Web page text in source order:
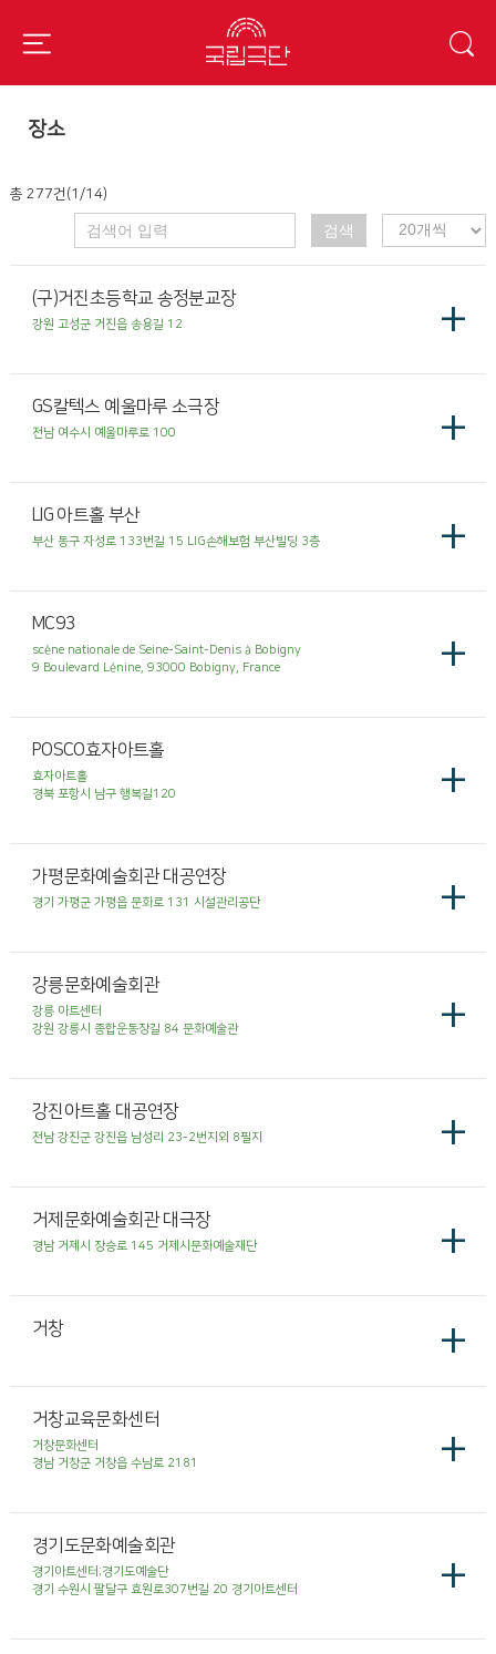
장소
총 277건(1/14)
검색
(구)거진초등학교 송정분교장 +
강원 고성군 거진읍 송용길 12
GS칼텍스 예울마루 소극장 +
전남 여수시 예울마루로 100
LIG 아트홀 부산 +
부산 동구 자성로 133번길 15 LIG손해보험 부산빌딩 3층
MC93
+
scène nationale de Seine-Saint-Denis à Bobigny
9 Boulevard Lénine, 93000 Bobigny, France
POSCO효자아트홀
+
효자아트홀
경북 포항시 남구 행복길120
가평문화예술회관 대공연장 +
경기 가평군 가평읍 문화로 131 시설관리공단
강릉문화예술회관
+
강릉 아트센터
강원 강릉시 종합운동장길 84 문화예술관
강진아트홀 대공연장 +
전남 강진군 강진읍 남성리 23-2번지외 8필지
거제문화예술회관 대극장 +
경남 거제시 장승로 145 거제시문화예술재단
거창 +
거창교육문화센터
+
거창문화센터
경남 거창군 거창읍 수남로 2181
경기도문화예술회관
+
경기아트센터;경기도예술단
경기 수원시 팔달구 효원로307번길 20 경기아트센터